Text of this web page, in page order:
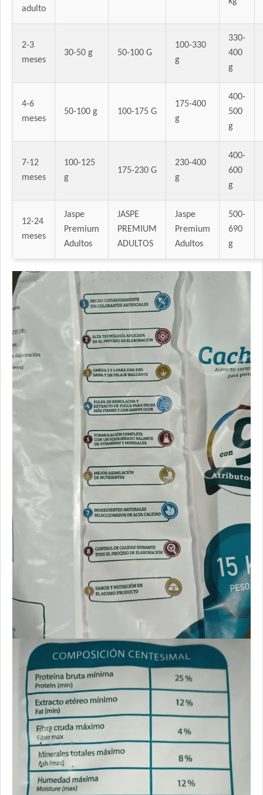
adulto
2-3
meses
30-50 g 50-100 G
100-330
g
330-
400
g
4-6
meses
50-100 g 100-175 G
175-400
g
400-
500
g
7-12
meses
100-125
g
175-230 G
230-400
g
400-
600
g
12-24
meses
Jaspe
Premium
Adultos
JASPE
PREMIUM
ADULTOS
Jaspe
Premium
Adultos
500-
690
g